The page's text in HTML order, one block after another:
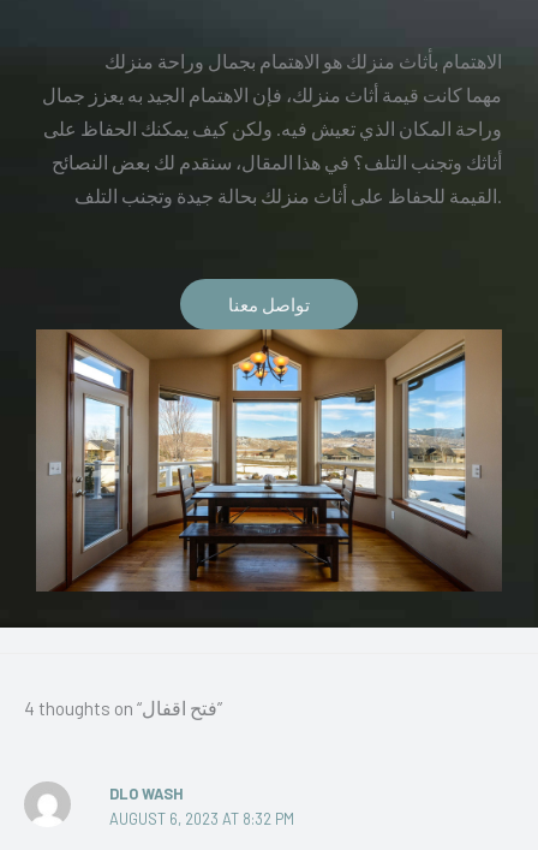
الاهتمام بأثاث منزلك هو الاهتمام بجمال وراحة منزلك
مهما كانت قيمة أثاث منزلك، فإن الاهتمام الجيد به يعزز جمال
وراحة المكان الذي تعيش فيه. ولكن كيف يمكنك الحفاظ على
أثاثك وتجنب التلف؟ في هذا المقال، سنقدم لك بعض النصائح
القيمة للحفاظ على أثاث منزلك بحالة جيدة وتجنب التلف.
تواصل معنا
4 thoughts on “فتح اقفال”
DLO WASH
AUGUST 6, 2023 AT 8:32 PM